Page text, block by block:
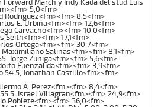
Forward March y Indy Kada del stud Luis
5,0<fm>
Rodriguez<fm><fm> 8,5<fm>
E. Urbina<fm><fm> 12,6<fm>
Carvacho<fm><fm> 10,0<fm>
Seith<fm><fm> 17,1<fm>
Ortega<fm><fm> 30,7<fm>
Maximiliano Salinas<fm><fm> 8,1<fm>
Jorge Zuñiga<fm><fm> 5,6<fm>
Fuenzalida<fm><fm> 3,9<fm>
54.5, Jonathan Castillo<fm><fm>
A. Perez<fm><fm> 8,4<fm>
Israel Villagran<fm><fm> 24,9<fm>
Poblete<fm><fm> 36,0<fm>